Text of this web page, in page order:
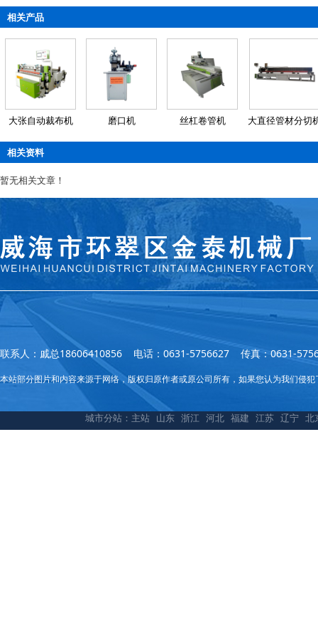
相关产品
大张自动裁布机 磨口机 丝杠卷管机 大直径管材分切
相关资料
暂无相关文章！
联系人：戚总18606410856 电话：0631-5756627 传真：0631-
本站部分图片和内容来源于网络，版权归原作者或原公司所有，如果您认为我们侵
城市分站： 主站 山东 浙江 河北 福建 江苏 辽宁 北